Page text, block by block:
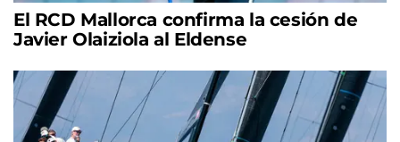
El RCD Mallorca confirma la cesión de
Javier Olaiziola al Eldense